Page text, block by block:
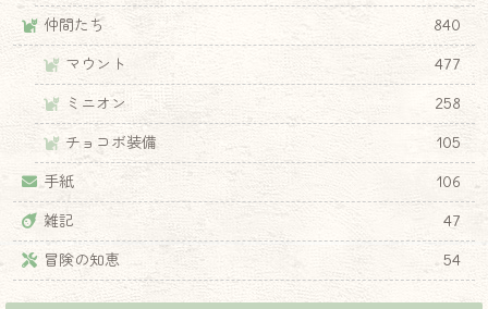
仲間たち
840
マウント
477
ミニオン
258
チョコボ装備
105
手紙
106
雑記
47
冒険の知恵
54